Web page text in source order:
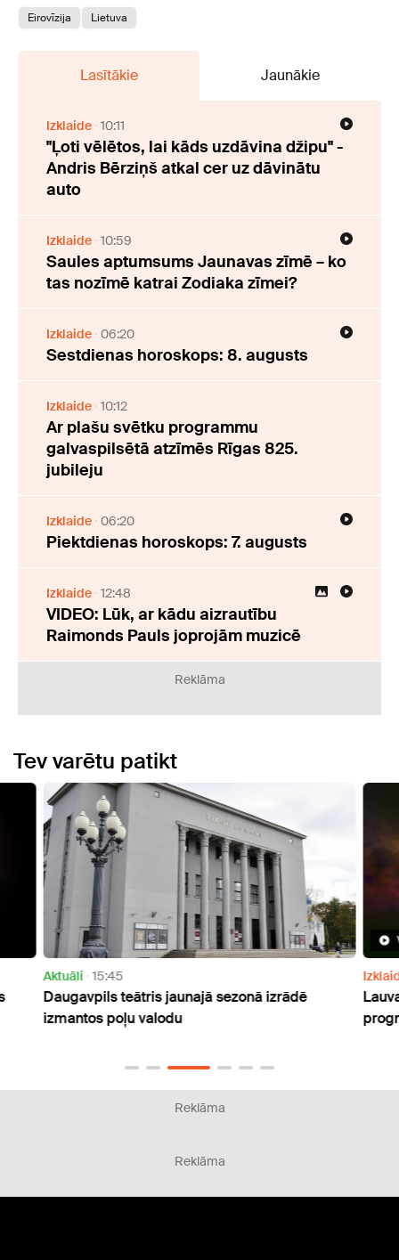
Eirovīzija Lietuva
Lasītākie Jaunākie
Izklaide 10:11
"Ļoti vēlētos, lai kāds uzdāvina džipu" -
Andris Bērziņš atkal cer uz dāvinātu
auto
Izklaide 10:59
Saules aptumsums Jaunavas zīmē – ko
tas nozīmē katrai Zodiaka zīmei?
Izklaide 06:20
Sestdienas horoskops: 8. augusts
Izklaide 10:12
Ar plašu svētku programmu
galvaspilsētā atzīmēs Rīgas 825.
jubileju
Izklaide 06:20
Piektdienas horoskops: 7. augusts
Izklaide 12:48
VIDEO: Lūk, ar kādu aizrautību
Raimonds Pauls joprojām muzicē
Reklāma
Tev varētu patikt
Aktuāli 15:45
Daugavpils teātris jaunajā sezonā izrādē
izmantos poļu valodu
Reklāma
Reklāma